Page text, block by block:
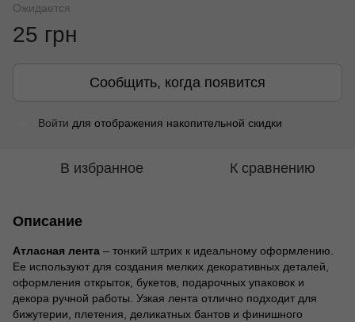
Ожидается
25 грн
Сообщить, когда появится
Войти для отображения накопительной скидки
В избранное К сравнению
Описание
Атласная лента – тонкий штрих к идеальному оформлению.
Ее используют для создания мелких декоративных деталей,
оформления открыток, букетов, подарочных упаковок и
декора ручной работы. Узкая лента отлично подходит для
бижутерии, плетения, деликатных бантов и финишного